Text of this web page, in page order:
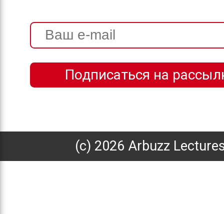
(с) 2026 Arbuzz